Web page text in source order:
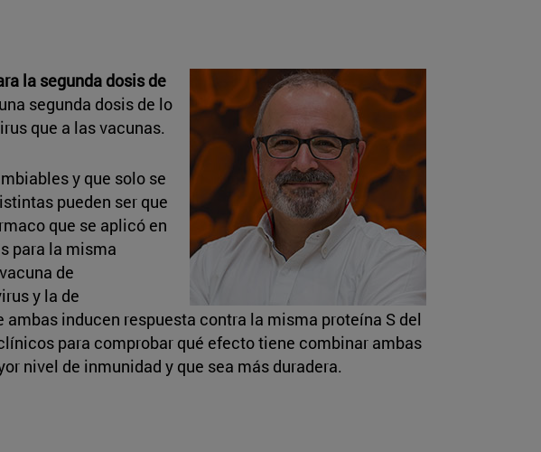
la segunda dosis de
segunda dosis de lo
que a las vacunas.
y que solo se
pueden ser que
que se aplicó en
para la misma
de
y la de
inducen respuesta contra la misma proteína S del
para comprobar qué efecto tiene combinar ambas
nivel de inmunidad y que sea más duradera.